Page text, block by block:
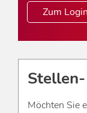
Zum Login
Möchten Sie